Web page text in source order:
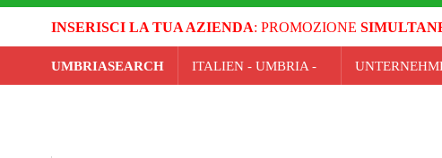
INSERISCI LA TUA AZIENDA: PROMOZIONE
UMBRIASEARCH ITALIEN - UMBRIA -